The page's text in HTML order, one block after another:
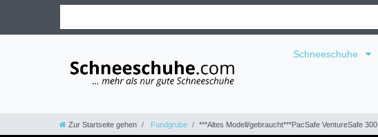
Schneeschuhe
Zur Startseite gehen Fundgrube ***Altes Modell/gebraucht***PacSafe VentureSafe 300